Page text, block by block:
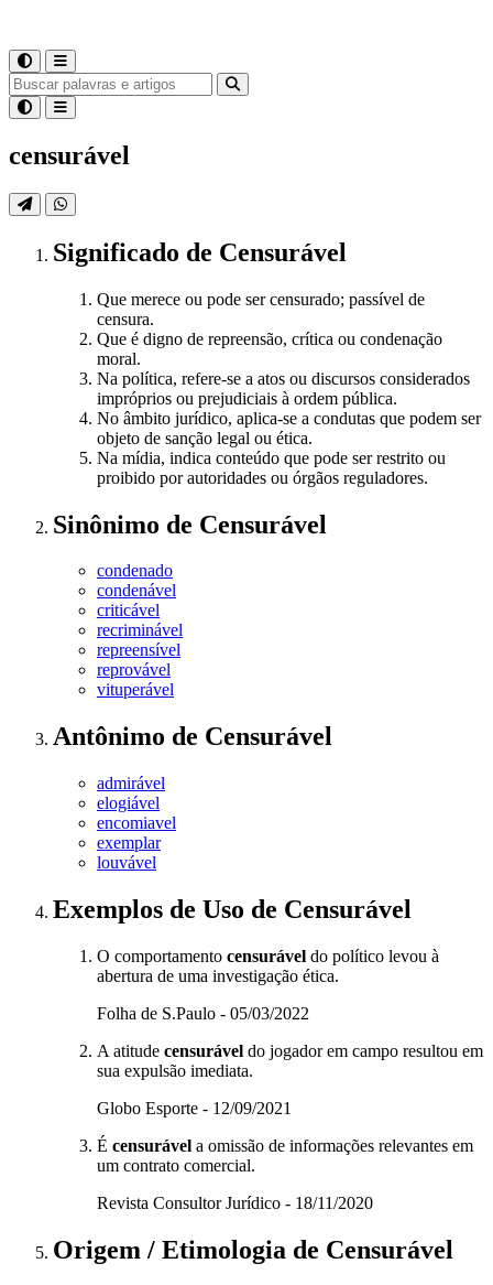
censurável
Significado de Censurável
Que merece ou pode ser censurado; passível de
censura.
Que é digno de repreensão, crítica ou condenação
moral.
Na política, refere-se a atos ou discursos considerados
impróprios ou prejudiciais à ordem pública.
No âmbito jurídico, aplica-se a condutas que podem ser
objeto de sanção legal ou ética.
Na mídia, indica conteúdo que pode ser restrito ou
proibido por autoridades ou órgãos reguladores.
Sinônimo de Censurável
condenado
condenável
criticável
recriminável
repreensível
reprovável
vituperável
Antônimo de Censurável
admirável
elogiável
encomiavel
exemplar
louvável
Exemplos de Uso de Censurável
O comportamento censurável do político levou à
abertura de uma investigação ética.
Folha de S.Paulo - 05/03/2022
A atitude censurável do jogador em campo resultou em
sua expulsão imediata.
Globo Esporte - 12/09/2021
É censurável a omissão de informações relevantes em
um contrato comercial.
Revista Consultor Jurídico - 18/11/2020
Origem / Etimologia de Censurável